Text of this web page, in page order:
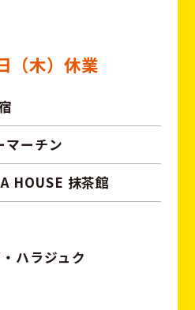
（木）休業
マーチン
HOUSE 抹茶館
ハラジュク